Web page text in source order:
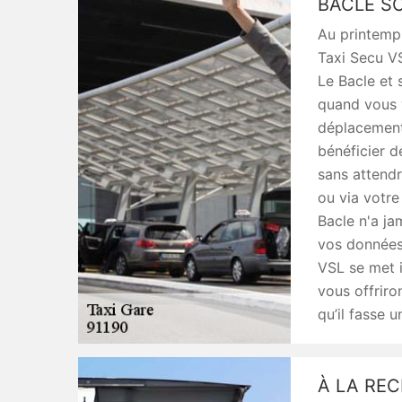
BACLE
Au
Taxi Secu
Le Bacle et
quand
bénéficier
sans
ou via
Bacle n'a
vos
VSL se met
vous
qu’il fasse
À LA